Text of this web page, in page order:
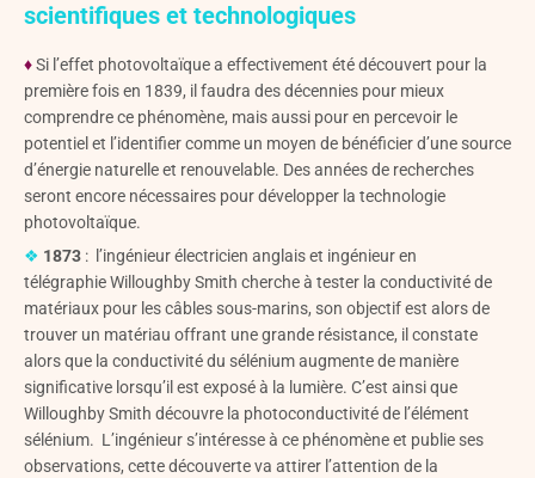
scientifiques et technologiques
♦Si l’effet photovoltaïque a effectivement été découvert pour la
première fois en 1839, il faudra des décennies pour mieux
comprendre ce phénomène, mais aussi pour en percevoir le
potentiel et l’identifier comme un moyen de bénéficier d’une source
d’énergie naturelle et renouvelable. Des années de recherches
seront encore nécessaires pour développer la technologie
photovoltaïque.
❖ 1873 : l’ingénieur électricien anglais et ingénieur en
télégraphie Willoughby Smith cherche à tester la conductivité de
matériaux pour les câbles sous-marins, son objectif est alors de
trouver un matériau offrant une grande résistance, il constate
alors que la conductivité du sélénium augmente de manière
significative lorsqu’il est exposé à la lumière. C’est ainsi que
Willoughby Smith découvre la photoconductivité de l’élément
sélénium. L’ingénieur s’intéresse à ce phénomène et publie ses
observations, cette découverte va attirer l’attention de la